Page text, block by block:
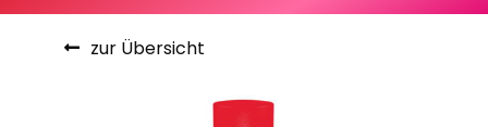
zur Übersicht